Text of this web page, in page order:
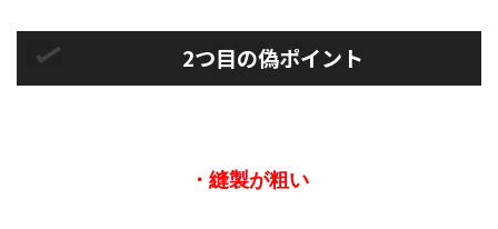
2つ目の偽ポイント
・縫製が粗い